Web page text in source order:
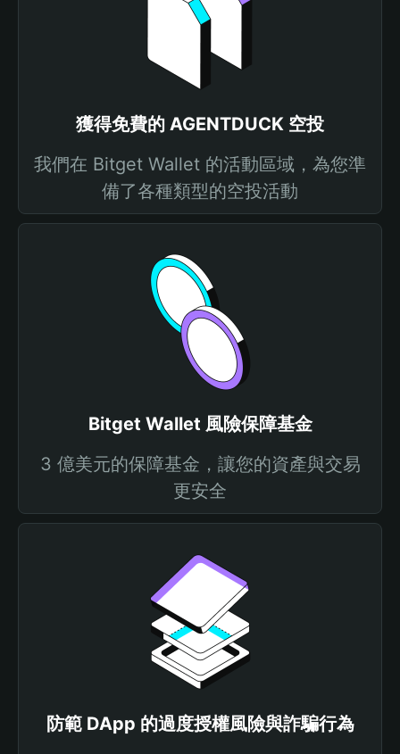
獲得免費的 AGENTDUCK 空投
我們在 Bitget Wallet 的活動區域，為您準
備了各種類型的空投活動
Bitget Wallet 風險保障基金
3 億美元的保障基金，讓您的資產與交易
更安全
防範 DApp 的過度授權風險與詐騙行為